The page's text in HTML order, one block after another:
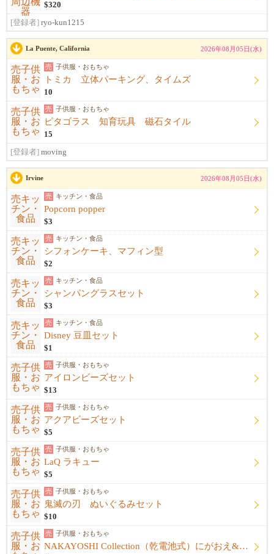
$320
[登録者] ryo-kun1215
La Puente, California 2026年08月05日(水)
売 子供服・おもちゃ
トミカ 立体パーキング、タイムズ
10
売 子供服・おもちゃ
ピタゴラス 知育玩具 磁石タイル
15
[登録者] moving
Irvine 2026年08月05日(水)
売 キッチン・食品
Popcorn popper
$3
売 キッチン・食品
シフォンケーキ、マフィン型
$2
売 キッチン・食品
シャンパングラスセット
$3
売 キッチン・食品
Disney 豆皿セット
$1
売 子供服・おもちゃ
アイロンビーズセット
$13
売 子供服・おもちゃ
アクアビーズセット
$5
売 子供服・おもちゃ
LaQ ラキュー
$5
売 子供服・おもちゃ
鬼滅の刃 ぬいぐるみセット
$10
売 子供服・おもちゃ
NAKAYOSHI Collection（乾電池式）にがおえ&ファッション